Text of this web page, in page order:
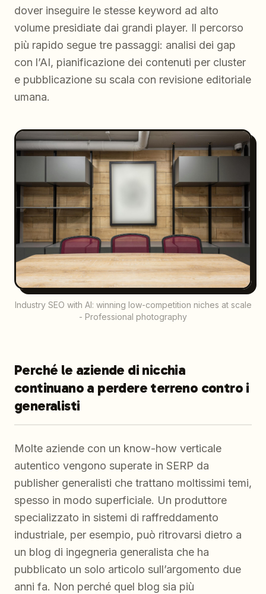
dover inseguire le stesse keyword ad alto
volume presidiate dai grandi player. Il percorso
più rapido segue tre passaggi: analisi dei gap
con l’AI, pianificazione dei contenuti per cluster
e pubblicazione su scala con revisione editoriale
umana.
Industry SEO with AI: winning low-competition niches at scale
- Professional photography
Perché le aziende di nicchia
continuano a perdere terreno contro i
generalisti
Molte aziende con un know-how verticale
autentico vengono superate in SERP da
publisher generalisti che trattano moltissimi temi,
spesso in modo superficiale. Un produttore
specializzato in sistemi di raffreddamento
industriale, per esempio, può ritrovarsi dietro a
un blog di ingegneria generalista che ha
pubblicato un solo articolo sull’argomento due
anni fa. Non perché quel blog sia più